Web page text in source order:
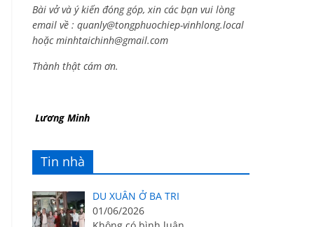
Bài vở và ý kiến đóng góp, xin các bạn vui lòng
email về : quanly@tongphuochiep-vinhlong.local
hoặcminhtaichinh@gmail.com
Thành thật cám ơn.
Lương Minh
Tin nhà
DU XUÂN Ở BA TRI
01/06/2026